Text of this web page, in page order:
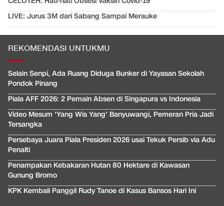
LIVE: Jurus 3M dari Sabang Sampai Merauke
REKOMENDASI UNTUKMU
Selain Senpi, Ada Ruang Diduga Bunker di Yayasan Sekolah
Pondok Pinang
Piala AFF 2026: 2 Pemain Absen di Singapura vs Indonesia
Video Mesum 'Yang Wis Yang' Banyuwangi, Pemeran Pria Jadi
Tersangka
Persebaya Juara Piala Presiden 2026 usai Tekuk Persib via Adu
Penalti
Penampakan Kebakaran Hutan 80 Hektare di Kawasan
Gunung Bromo
KPK Kembali Panggil Rudy Tanoe di Kasus Bansos Hari Ini